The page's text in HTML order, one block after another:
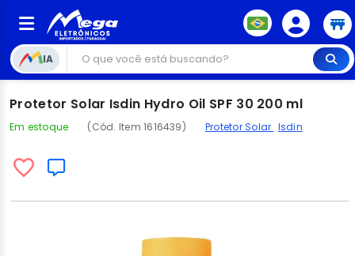
IA
Protetor Solar Isdin Hydro Oil SPF 30 200 ml
Em estoque (Cód. Item 1616439) Protetor Solar Isdin